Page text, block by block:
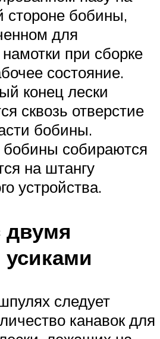
стороне бобины,
для
при сборке
состояние.
конец лески
сквозь отверстие
бобины.
собираются
на штангу
устройства.
двумя
следует
канавок для